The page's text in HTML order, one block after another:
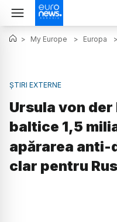
> My Europe > Europa >
ȘTIRI EXTERNE
Ursula von
baltice 1,5
apărarea anti-
clar pentru